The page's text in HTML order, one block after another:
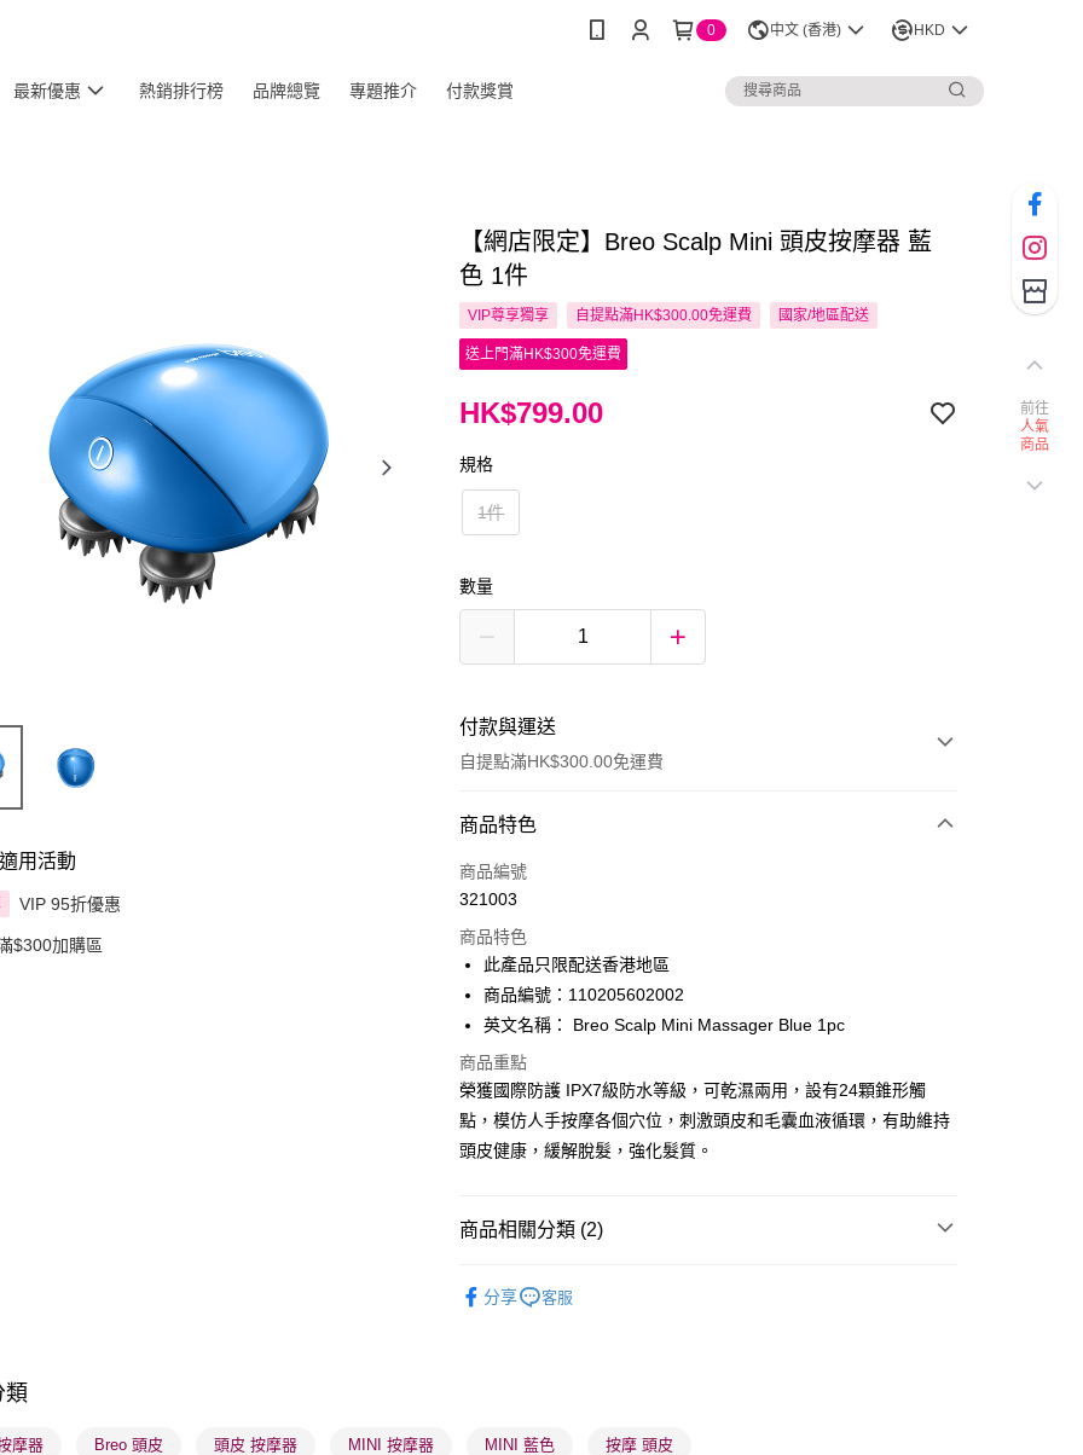
0 中文 (香港) HKD
最新優惠 熱銷排行榜 品牌總覽 專題推介 付款獎賞
用活動
VIP 95折優惠
$300加購區
【網店限定】Breo Scalp Mini 頭皮按摩器 藍
色 1件
VIP尊享獨享 自提點滿HK$300.00免運費 國家/地區配送
送上門滿HK$300免運費
HK$799.00
規格
1件
數量
付款與運送
自提點滿HK$300.00免運費
付款方式
信用卡
AlipayHK
PayMe
BoC Pay
順豐站及營業點 - 確認發貨後1-3個工作天送達
商品特色
商品編號
321003
商品特色
此產品只限配送香港地區
商品編號：110205602002
英文名稱： Breo Scalp Mini Massager Blue 1pc
商品重點
榮獲國際防護 IPX7級防水等級，可乾濕兩用，設有24顆錐形觸
點，模仿人手按摩各個穴位，刺激頭皮和毛囊血液循環，有助維持
頭皮健康，緩解脫髮，強化髮質。
商品相關分類 (2)
分享 客服
類
摩器 Breo 頭皮 頭皮 按摩器 MINI 按摩器 MINI 藍色 按摩 頭皮
前往
人氣
商品